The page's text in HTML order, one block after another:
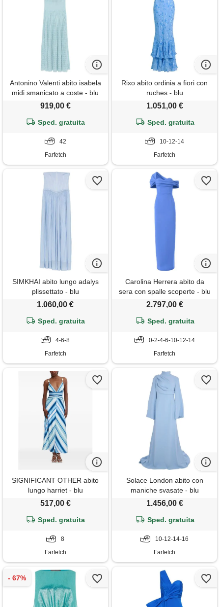
Antonino Valenti abito isabela
midi smanicato a coste - blu
919,00 €
Sped. gratuita
42
Farfetch
Rixo abito ordinia a fiori con
ruches - blu
1.051,00 €
Sped. gratuita
10-12-14
Farfetch
SIMKHAI abito lungo adalys
plissettato - blu
1.060,00 €
Sped. gratuita
4-6-8
Farfetch
Carolina Herrera abito da
sera con spalle scoperte - blu
2.797,00 €
Sped. gratuita
0-2-4-6-10-12-14
Farfetch
SIGNIFICANT OTHER abito
lungo harriet - blu
517,00 €
Sped. gratuita
8
Farfetch
Solace London abito con
maniche svasate - blu
1.456,00 €
Sped. gratuita
10-12-14-16
Farfetch